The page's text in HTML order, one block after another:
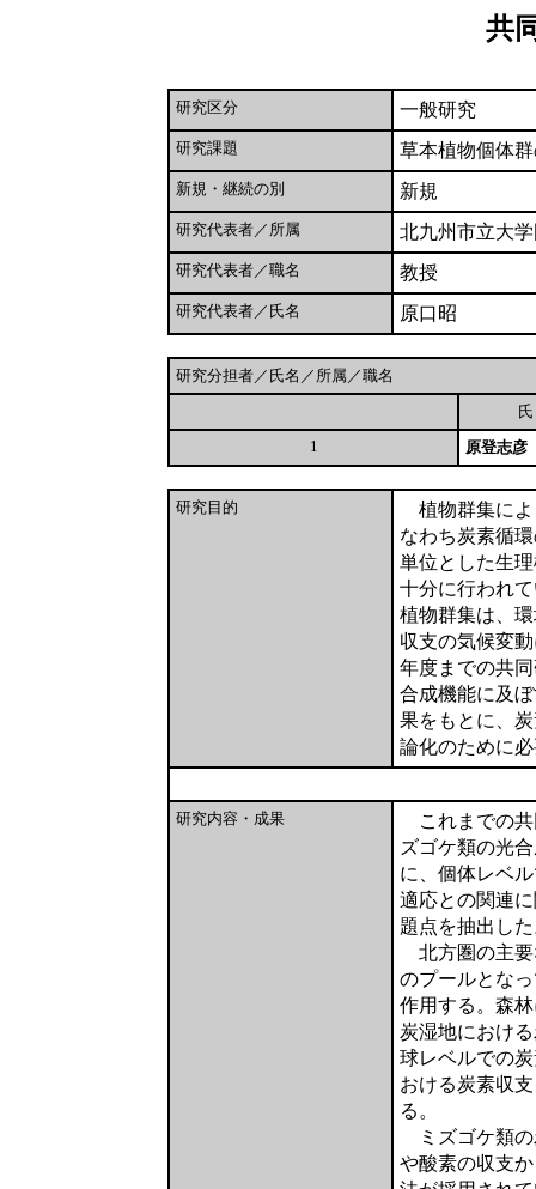
共
研究区分 一般研究
研究課題 草本植物個体
新規・継続の別 新規
研究代表者／所属 北九州市立大
研究代表者／職名 教授
研究代表者／氏名 原口昭
研究分担者／氏名／所属／職名
1
原登志彦
研究目的
植物群集によ
なわち炭素循
単位とした生
十分に行われ
植物群集は、
収支の気候変
年度までの共
合成機能に及
果をもとに、
論化のために
研究内容・成果
これまでの共
ズゴケ類の光
に、個体レベ
適応との関連
題点を抽出し
北方圏の主要
のプールとな
作用する。森
炭湿地におけ
球レベルでの
おける炭素収
る。
ミズゴケ類の
や酸素の収支